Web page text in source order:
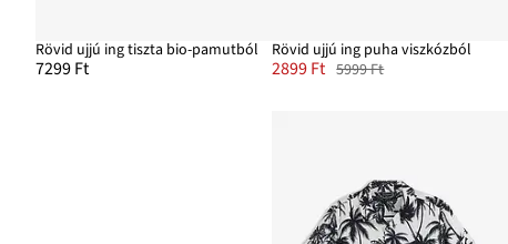
Rövid ujjú ing tiszta bio-pamutból
7299 Ft
Rövid ujjú ing puha viszkózból
2899 Ft 5999 Ft